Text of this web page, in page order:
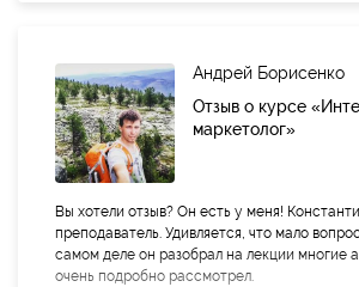
Андрей Борисенко
Отзыв о курсе
маркетолог»
Вы хотели отзыв? Он есть у меня!
преподаватель. Удивляется, что мало
самом деле он разобрал на лекции многие
очень подробно рассмотрел.